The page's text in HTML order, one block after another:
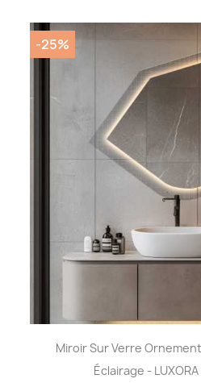
Miroir Sur Verre
Éclairage - LUXORA
-25%